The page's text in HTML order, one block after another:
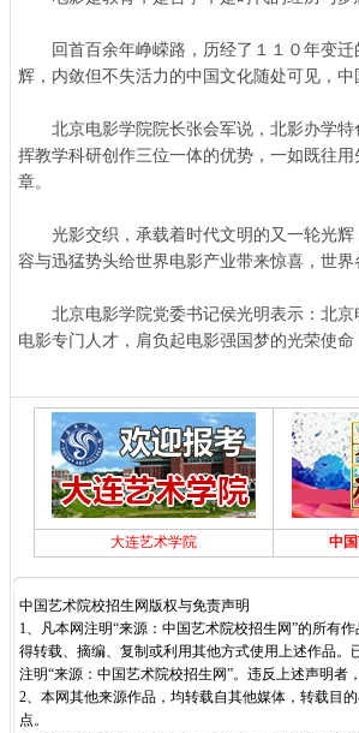
回首百余年峥嵘路，历经了１１０年变迁
辉，内敛但不失活力的中国文化随处可见，
北京电影学院院长张会军说，北影办学特
挥教学科研创作三位一体的优势，一如既往
章。
光影交织，承载着时代文明的又一轮光辉
容与迅猛势头给世界电影产业带来惊喜，世
北京电影学院党委书记侯光明表示：北京
电影专门人才，肩负起电影强国梦的光荣使命
大连艺术学院 中
中国艺术院校招生网版权与免责声明
1、凡本网注明“来源：中国艺术院校招生网”的所有
得转载、摘编、复制或利用其他方式使用上述作品
注明“来源：中国艺术院校招生网”。违反上述声明者
2、本网其他来源作品，均转载自其他媒体，转载目
点。